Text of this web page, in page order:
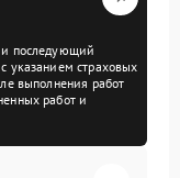
и последующий
указанием страховых
выполнения работ
работ и